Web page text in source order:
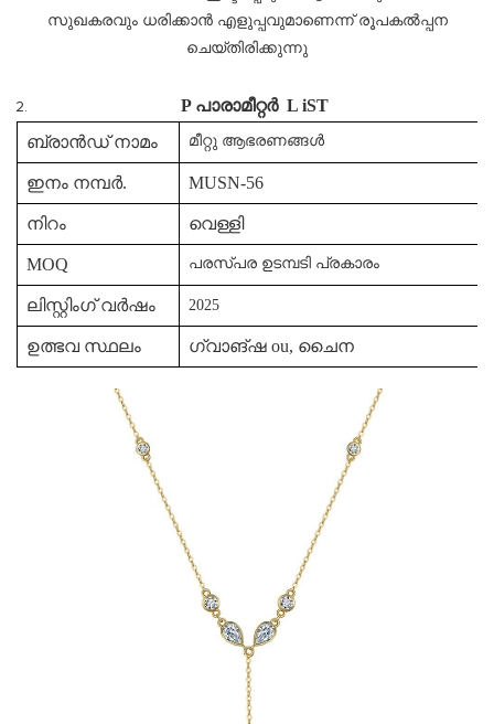
സുഖകരവും ധരിക്കാൻ എളുപ്പവുമാണെന്ന് രൂപകൽപ്പന
ചെയ്തിരിക്കുന്നു
Pപാരാമീറ്റർ L iST
ബ്രാൻഡ് നാമം
മീറ്റു ആഭരണങ്ങൾ
ഇനം നമ്പർ. MUSN-56
നിറം വെള്ളി
MOQ പരസ്പര ഉടമ്പടി പ്രകാരം
ലിസ്റ്റിംഗ് വർഷം 2025
ഉത്ഭവ സ്ഥലം ഗ്വാങ്ഷ ou, ചൈന